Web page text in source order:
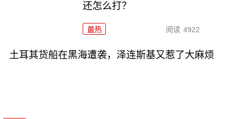
还怎么打？
最热 阅读 4922
土耳其货船在黑海遭袭，泽连斯基又惹了大麻烦